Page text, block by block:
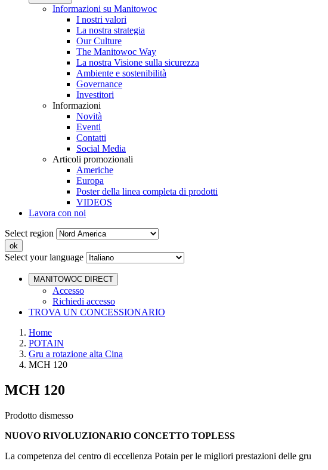
Informazioni su Manitowoc
I nostri valori
La nostra strategia
Our Culture
The Manitowoc Way
La nostra Visione sulla sicurezza
Ambiente e sostenibilità
Governance
Investitori
Informazioni
Novità
Eventi
Contatti
Social Media
Articoli promozionali
Americhe
Europa
Poster della linea completa di prodotti
VIDEOS
Lavora con noi
Select region
Select your language
MANITOWOC DIRECT
Accesso
Richiedi accesso
TROVA UN CONCESSIONARIO
Home
POTAIN
Gru a rotazione alta Cina
MCH 120
MCH 120
Prodotto dismesso
NUOVO RIVOLUZIONARIO CONCETTO TOPLESS
La competenza del centro di eccellenza Potain per le migliori prestazioni delle gru